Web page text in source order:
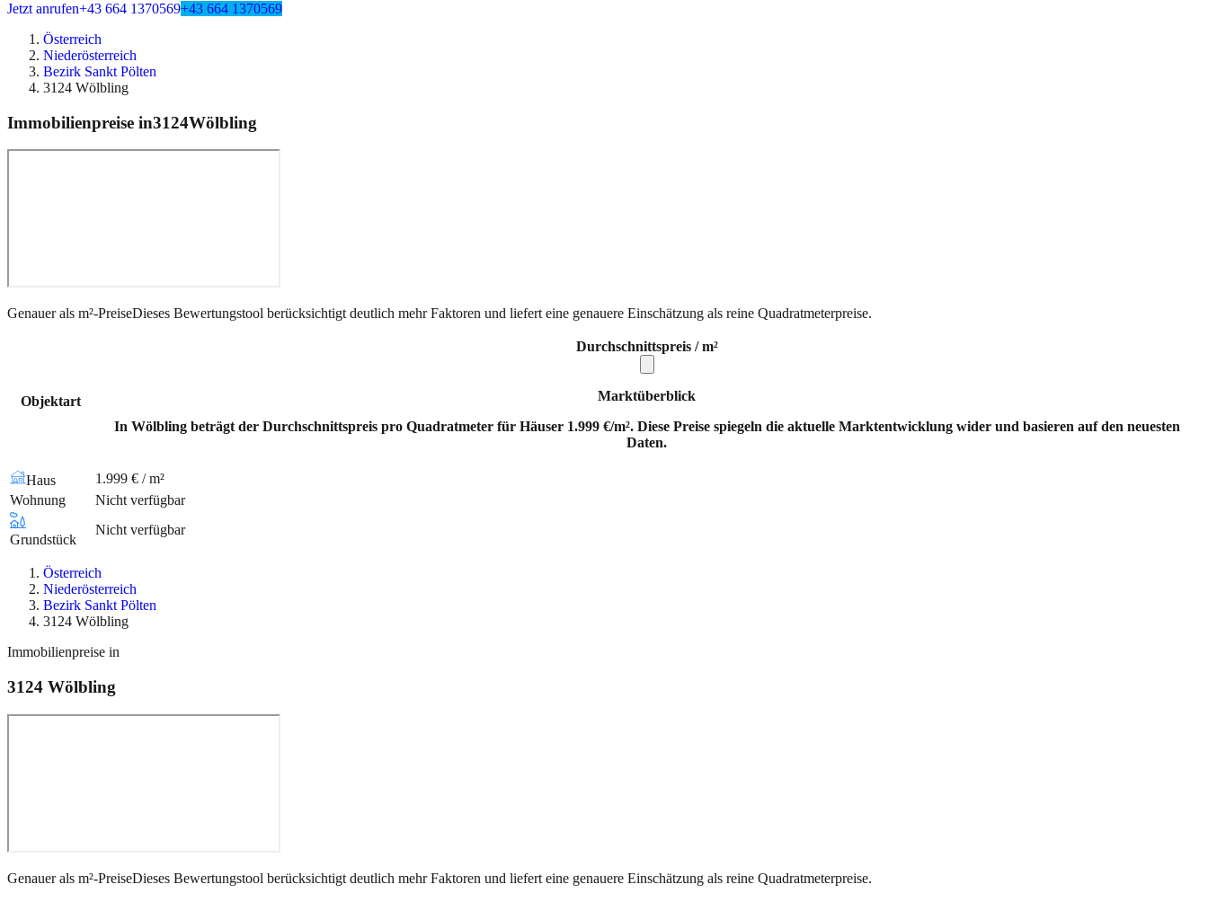
Jetzt anrufen+43 664 1370569+43 664 1370569
Österreich
Niederösterreich
Bezirk Sankt Pölten
3124 Wölbling
Immobilienpreise in3124Wölbling
Genauer als m²-PreiseDieses Bewertungstool berücksichtigt deutlich mehr Faktoren und liefert eine genauere Einschätzung als reine Quadratmeterpreise.
Objektart
Durchschnittspreis / m²
Marktüberblick
In Wölbling beträgt der Durchschnittspreis pro Quadratmeter für Häuser 1.999 €/m². Diese Preise spiegeln die aktuelle Marktentwicklung wider und basieren auf den neuesten
Daten.
Haus
1.999 € / m²
Wohnung
Nicht verfügbar
Grundstück
Nicht verfügbar
Österreich
Niederösterreich
Bezirk Sankt Pölten
3124 Wölbling
Immobilienpreise in
3124 Wölbling
Genauer als m²-PreiseDieses Bewertungstool berücksichtigt deutlich mehr Faktoren und liefert eine genauere Einschätzung als reine Quadratmeterpreise.